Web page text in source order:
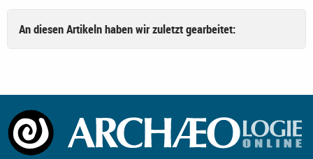
An diesen Artikeln haben wir zuletzt gearbeitet: